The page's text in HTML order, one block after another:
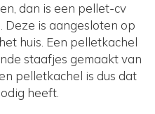
dan is een pellet-cv
Deze is aangesloten op
huis. Een pelletkachel
staafjes gemaakt van
pelletkachel is dus dat
heeft.